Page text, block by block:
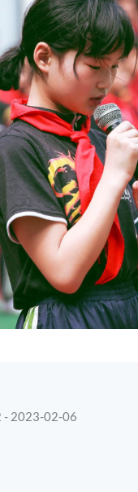
- 2023-02-06